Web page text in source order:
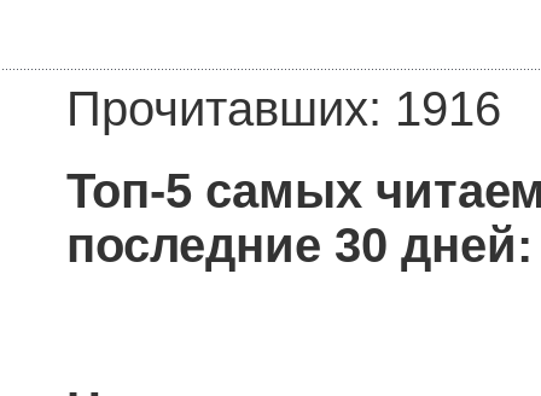
Прочитавших: 1916
Топ-5 самых
последние 30 дней: